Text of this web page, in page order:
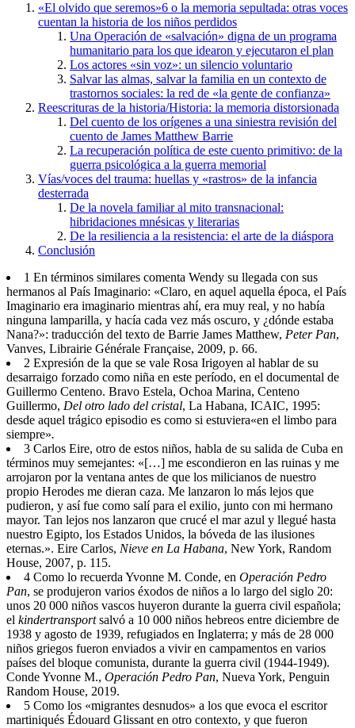
«El olvido que seremos»6 o la memoria sepultada: otras voces
cuentan la historia de los niños perdidos
Una Operación de «salvación» digna de un programa
humanitario para los que idearon y ejecutaron el plan
Los actores «sin voz»: un silencio voluntario
Salvar las almas, salvar la familia en un contexto de
trastornos sociales: la red de «la gente de confianza»
Reescrituras de la historia/Historia: la memoria distorsionada
Del cuento de los orígenes a una siniestra revisión del
cuento de James Matthew Barrie
La recuperación política de este cuento primitivo: de la
guerra psicológica a la guerra memorial
Vías/voces del trauma: huellas y «rastros» de la infancia
desterrada
De la novela familiar al mito transnacional:
hibridaciones mnésicas y literarias
De la resiliencia a la resistencia: el arte de la diáspora
Conclusión
1 En términos similares comenta Wendy su llegada con sus
hermanos al País Imaginario: «Claro, en aquel aquella época, el País
Imaginario era imaginario mientras ahí, era muy real, y no había
ninguna lamparilla, y hacía cada vez más oscuro, y ¿dónde estaba
Nana?»: traducción del texto de Barrie James Matthew, Peter Pan,
Vanves, Librairie Générale Française, 2009, p. 66.
2 Expresión de la que se vale Rosa Irigoyen al hablar de su
desarraigo forzado como niña en este período, en el documental de
Guillermo Centeno. Bravo Estela, Ochoa Marina, Centeno
Guillermo, Del otro lado del cristal, La Habana, ICAIC, 1995:
desde aquel trágico episodio es como si estuviera«en el limbo para
siempre».
3 Carlos Eire, otro de estos niños, habla de su salida de Cuba en
términos muy semejantes: «[…] me escondieron en las ruinas y me
arrojaron por la ventana antes de que los milicianos de nuestro
propio Herodes me dieran caza. Me lanzaron lo más lejos que
pudieron, y así fue como salí para el exilio, junto con mi hermano
mayor. Tan lejos nos lanzaron que crucé el mar azul y llegué hasta
nuestro Egipto, los Estados Unidos, la bóveda de las ilusiones
eternas.». Eire Carlos, Nieve en La Habana, New York, Random
House, 2007, p. 115.
4 Como lo recuerda Yvonne M. Conde, en Operación Pedro
Pan, se produjeron varios éxodos de niños a lo largo del siglo 20:
unos 20 000 niños vascos huyeron durante la guerra civil española;
el kindertransportsalvó a 10 000 niños hebreos entre diciembre de
1938 y agosto de 1939, refugiados en Inglaterra; y más de 28 000
niños griegos fueron enviados a vivir en campamentos en varios
países del bloque comunista, durante la guerra civil (1944-1949).
CondeYvonne M., Operación Pedro Pan, Nueva York, Penguin
Random House, 2019.
5 Como los «migrantes desnudos» a los que evoca el escritor
martiniqués Édouard Glissant en otro contexto, y que fueron